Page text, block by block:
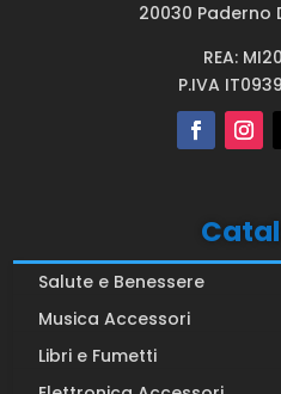
20030 Paderno
REA:
P.IVA
Salute e Benessere
Musica Accessori
Libri e Fumetti